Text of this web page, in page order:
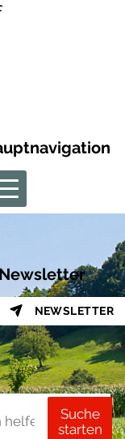
Newsletter
NEWSLETTER
Suche
starten